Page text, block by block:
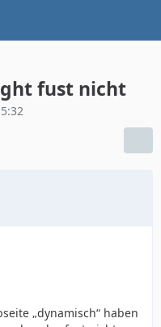
fust nicht
„dynamisch“ haben